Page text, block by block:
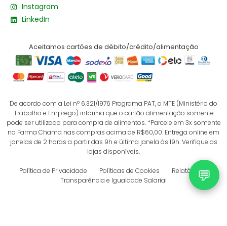
Instagram
LinkedIn
Aceitamos cartões de débito/crédito/alimentação
De acordo com a Lei nº 6.321/1976 Programa PAT, o MTE (Ministério do
Trabalho e Emprego) informa que o cartão alimentação somente
pode ser utilizado para compra de alimentos. *Parcele em 3x somente
na Farma Chama nas compras acima de R$60,00. Entrega online em
janelas de 2 horas a partir das 9h e última janela às 19h. Verifique as
lojas disponíveis.
Política de Privacidade Políticas de Cookies
Relatório de
Transparência e Igualdade Salarial
💬